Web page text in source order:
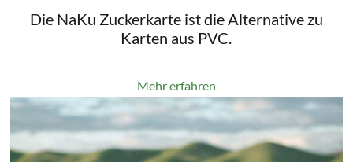
Die NaKu Zuckerkarte ist die Alternative zu
Karten aus PVC.
Mehr erfahren